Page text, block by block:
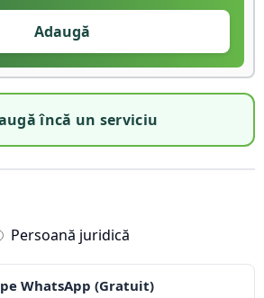
Adaugă
încă un serviciu
Persoană juridică
WhatsApp (Gratuit)